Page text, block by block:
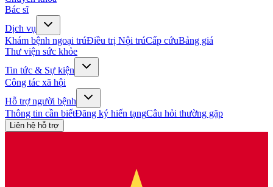
Bác sĩ
Dịch vụ
Khám bệnh ngoại trúĐiều trị Nội trúCấp cứuBảng giá
Thư viện sức khỏe
Tin tức & Sự kiện
Công tác xã hội
Hỗ trợ người bệnh
Thông tin cần biếtĐăng ký hiến tạngCâu hỏi thường gặp
Liên hệ hỗ trợ